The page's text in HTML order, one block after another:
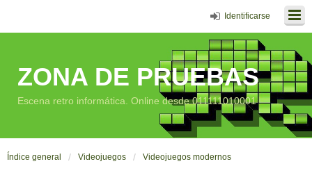
Identificarse
ZONA DE PRUEBAS
Escena retro informática. Online desde 011111010001
Índice general Videojuegos Videojuegos modernos